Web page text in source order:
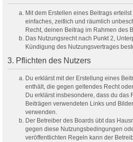
Mit dem Erstellen eines Beitrags
einfaches, zeitlich und räumlich
Recht, deinen Beitrag im Rahmen des
Das Nutzungsrecht nach Punkt 2,
Kündigung des Nutzungsvertrages
3. Pflichten des Nutzers
Du erklärst mit der Erstellung eines
enthält, die gegen geltendes Recht
Du erklärst insbesondere, dass du das
Beiträgen verwendeten Links und
verwenden.
Der Betreiber des Boards übt das
gegen diese Nutzungsbedingungen
veröffentlichten Regeln kann der